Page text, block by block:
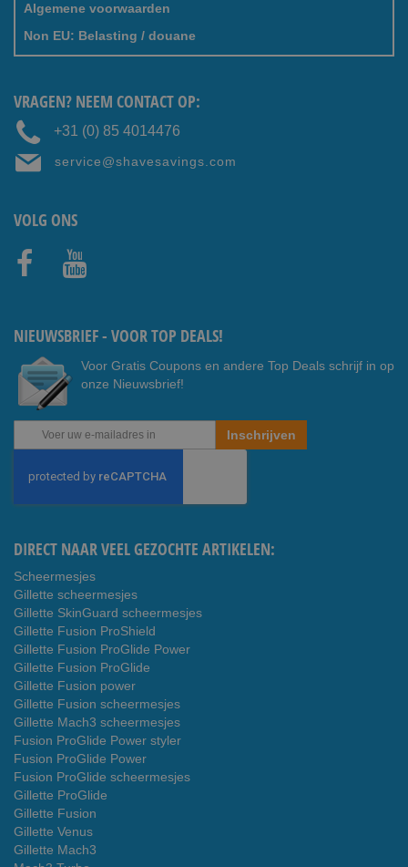
Algemene voorwaarden
Non EU: Belasting / douane
VRAGEN? NEEM CONTACT OP:
+31 (0) 85 4014476
service@shavesavings.com
VOLG ONS
NIEUWSBRIEF - VOOR TOP DEALS!
Voor Gratis Coupons en andere Top Deals schrijf in op
onze Nieuwsbrief!
Abonneer
u
onze
nieuwsbrief
Inschrijven
DIRECT NAAR VEEL GEZOCHTE ARTIKELEN:
Scheermesjes
Gillette scheermesjes
Gillette SkinGuard scheermesjes
Gillette Fusion ProShield
Gillette Fusion ProGlide Power
Gillette Fusion ProGlide
Gillette Fusion power
Gillette Fusion scheermesjes
Gillette Mach3 scheermesjes
Fusion ProGlide Power styler
Fusion ProGlide Power
Fusion ProGlide scheermesjes
Gillette ProGlide
Gillette Fusion
Gillette Venus
Gillette Mach3